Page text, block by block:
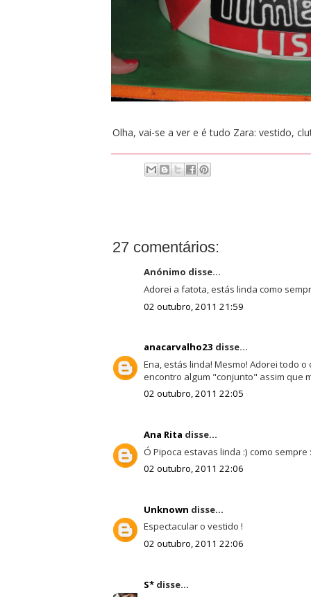
Olha, vai-se a ver e é tudo Zara: vestido,
27 comentários:
Anónimo disse...
Adorei a fatota, estás linda como
02 outubro, 2011 21:59
anacarvalho23 disse...
Ena, estás linda! Mesmo! Adorei todo
encontro algum "conjunto" assim que
02 outubro, 2011 22:05
Ana Rita disse...
Ó Pipoca estavas linda :) como sempre
02 outubro, 2011 22:06
Unknown disse...
Espectacular o vestido !
02 outubro, 2011 22:06
S*disse...